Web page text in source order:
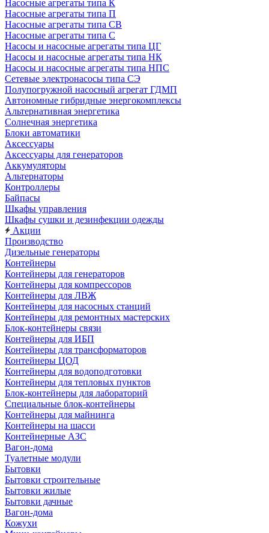
Насосные агрегаты типа К
Насосные агрегаты типа П
Насосные агрегаты типа СВ
Насосные агрегаты типа С
Насосы и насосные агрегаты типа ЦГ
Насосы и насосные агрегаты типа НК
Насосы и насосные агрегаты типа НПС
Сетевые электронасосы типа СЭ
Полупогружной насосный агрегат ГДМП
Автономные гибридные энергокомплексы
Альтернативная энергетика
Солнечная энергетика
Блоки автоматики
Аксессуары
Аксессуары для генераторов
Аккумуляторы
Альтернаторы
Контроллеры
Байпасы
Шкафы управления
Шкафы сушки и дезинфекции одежды
Акции
Производство
Дизельные генераторы
Контейнеры
Контейнеры для генераторов
Контейнеры для компрессоров
Контейнеры для ЛВЖ
Контейнеры для насосных станций
Контейнеры для ремонтных мастерских
Блок-контейнеры связи
Контейнеры для ИБП
Контейнеры для трансформаторов
Контейнеры ЦОД
Контейнеры для водоподготовки
Контейнеры для тепловых пунктов
Блок-контейнеры для лабораторий
Специальные блок-контейнеры
Контейнеры для майнинга
Контейнеры на шасси
Контейнерные АЗС
Вагон-дома
Туалетные модули
Бытовки
Бытовки строительные
Бытовки жилые
Бытовки дачные
Вагон-дома
Кожухи